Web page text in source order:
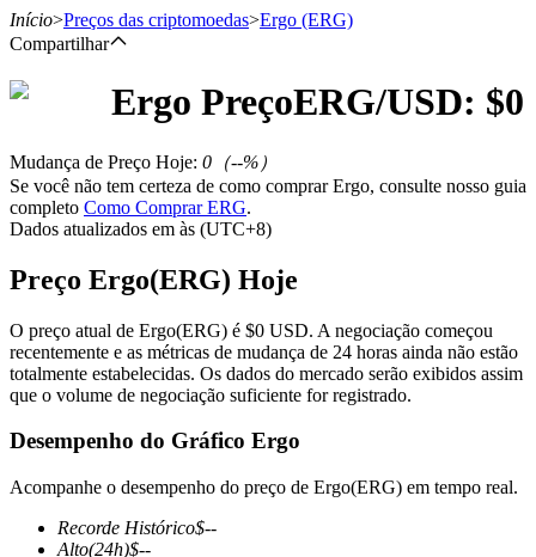
Futuros de USDT
Futuros usando USDT como garantia
Início>Preços das criptomoedas>Ergo (ERG)
Compartilhar
Ergo PreçoERG/USD: $0
Mudança de Preço Hoje: 0 （--%）
Se você não tem certeza de como comprar Ergo, consulte nosso guia
completo Como Comprar ERG.
Dados atualizados em às (UTC+8)
Preço Ergo(ERG) Hoje
O preço atual de Ergo(ERG) é $0 USD. A negociação começou
recentemente e as métricas de mudança de 24 horas ainda não estão
totalmente estabelecidas. Os dados do mercado serão exibidos assim
que o volume de negociação suficiente for registrado.
Desempenho do Gráfico Ergo
Acompanhe o desempenho do preço de Ergo(ERG) em tempo real.
Recorde Histórico$--
Alto(24h)$--